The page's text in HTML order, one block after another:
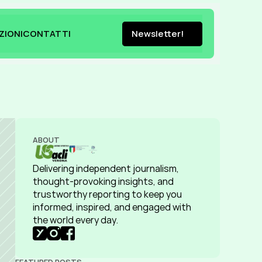
CONTATTI
Newsletter!
Newsletter!
ABOUT
Delivering independent journalism,
thought-provoking insights, and
trustworthy reporting to keep you
informed, inspired, and engaged with
the world every day.